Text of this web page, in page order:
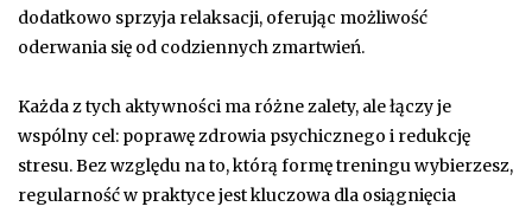
dodatkowo sprzyja relaksacji, oferując możliwość
oderwania się od codziennych zmartwień.
Każda z tych aktywności ma różne zalety, ale łączy je
wspólny cel: poprawę zdrowia psychicznego i redukcję
stresu. Bez względu na to, którą formę treningu wybierzesz,
regularność w praktyce jest kluczowa dla osiągnięcia